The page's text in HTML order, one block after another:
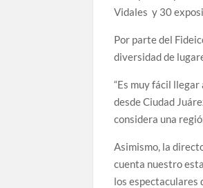
Vidales y 30
Por parte del
diversidad de
“Es muy fácil
desde Ciudad
considera una
Asimismo, la
cuenta nuestro
los espectaculares